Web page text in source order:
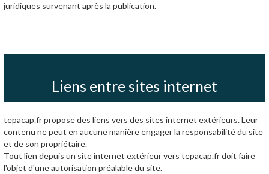
juridiques survenant après la publication.
Liens entre sites internet
tepacap.fr propose des liens vers des sites internet extérieurs. Leur
contenu ne peut en aucune manière engager la responsabilité du site
et de son propriétaire.
Tout lien depuis un site internet extérieur vers tepacap.fr doit faire
l'objet d'une autorisation préalable du site.